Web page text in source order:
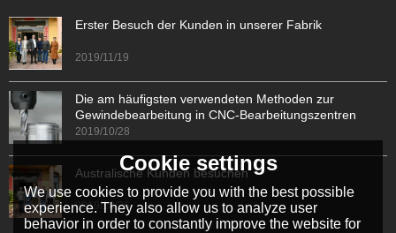
Erster Besuch der Kunden in unserer Fabrik
2019/11/19
Die am häufigsten verwendeten Methoden zur
Gewindebearbeitung in CNC-Bearbeitungszentren
2019/10/28
Australische Kunden besuchen
2019/10/26
Cookie settings
We use cookies to provide you with the best possible
experience. They also allow us to analyze user
behavior in order to constantly improve the website for